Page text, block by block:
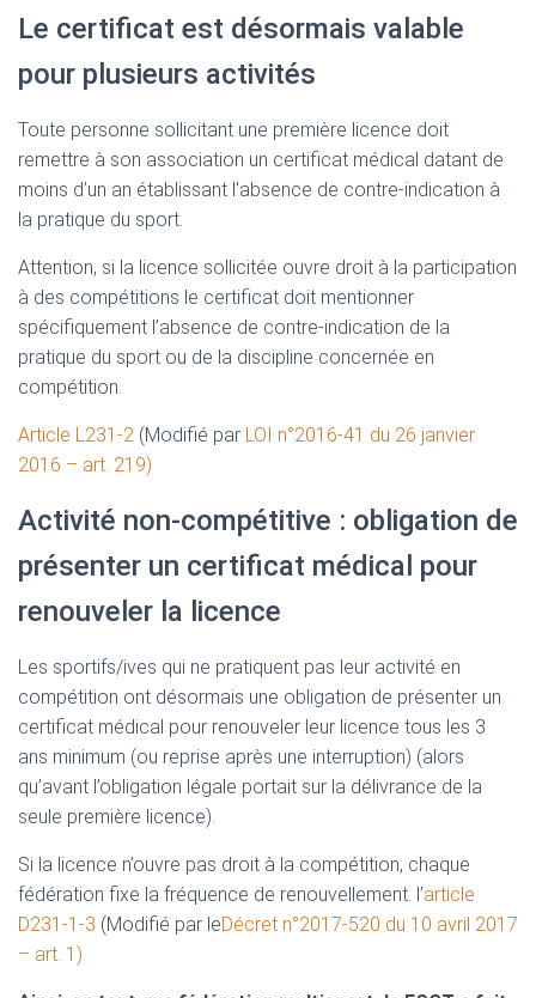
Le certificat est désormais valable
pour plusieurs activités
Toute personne sollicitant une première licence doit
remettre à son association un certificat médical datant de
moins d’un an établissant l’absence de contre-indication à
la pratique du sport.
Attention, si la licence sollicitée ouvre droit à la participation
à des compétitions le certificat doit mentionner
spécifiquement l’absence de contre-indication de la
pratique du sport ou de la discipline concernée en
compétition.
Article L231-2 (Modifié par LOI n°2016-41 du 26 janvier
2016 – art. 219)
Activité non-compétitive : obligation de
présenter un certificat médical pour
renouveler la licence
Les sportifs/ives qui ne pratiquent pas leur activité en
compétition ont désormais une obligation de présenter un
certificat médical pour renouveler leur licence tous les 3
ans minimum (ou reprise après une interruption) (alors
qu’avant l’obligation légale portait sur la délivrance de la
seule première licence).
Si la licence n’ouvre pas droit à la compétition, chaque
fédération fixe la fréquence de renouvellement. l’article
D231-1-3 (Modifié par leDécret n°2017-520 du 10 avril 2017
– art. 1)